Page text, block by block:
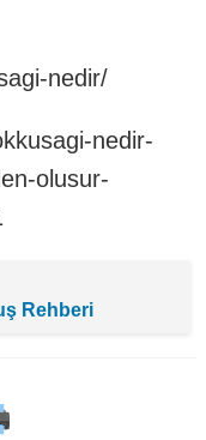
nedir/
nedir-
olusur-
Rehberi